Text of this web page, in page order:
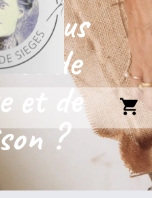
vous
de
et de
?